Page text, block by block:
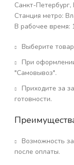
Санкт-
Станция метро:
В рабочее время:
Выберите
При
"Самовывоз".
Приходите за
готовности.
Возможность
после оплаты.